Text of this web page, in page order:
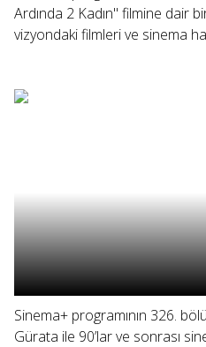
Ardında 2 Kadın" filmine dair
vizyondaki filmleri ve sinema
Sinema+ programının 326.
Gürata ile 90’lar ve sonrası